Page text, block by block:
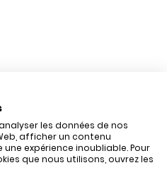
les données de nos
afficher un contenu
expérience inoubliable. Pour
que nous utilisons, ouvrez les